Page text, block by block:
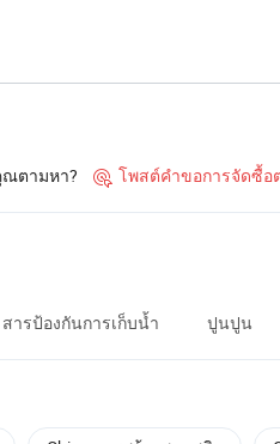
ตามหา?  โพสต์คำขอการจัดซื้อ
สารป้องกันการเก็บน้ำ ปูนปูน